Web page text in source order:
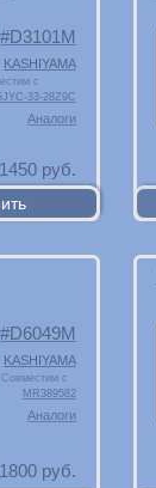
D3101M
KASHIYAMA
с
33-28Z9C
Аналоги
1450руб.
D6049M
KASHIYAMA
Совместим с
MR389582
Аналоги
1800руб.